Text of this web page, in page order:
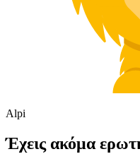
Alpi
Έχεις ακόμα